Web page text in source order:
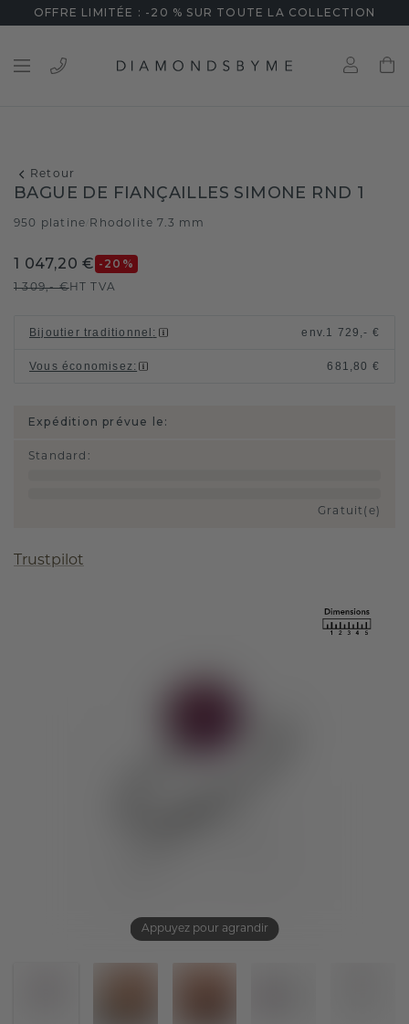
OFFRE LIMITÉE : -20 % SUR TOUTE LA COLLECTION
Retour
Appuyez pour agrandir
BAGUE DE FIANÇAILLES SIMONE RND 1
950 platine Rhodolite 7.3 mm
1 047,20 € -20 %
1 309,- €HT TVA
Bijoutier traditionnel : env. 1 729,- €
Vous économisez: 681,80 €
Expédition prévue le:
Standard :
Gratuit(e)
Trustpilot